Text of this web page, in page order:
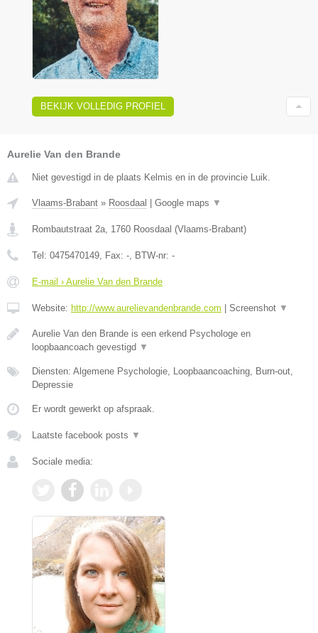
BEKIJK VOLLEDIG PROFIEL
Aurelie Van den Brande
Niet gevestigd in de plaats Kelmis en in de provincie Luik.
Vlaams-Brabant » Roosdaal Google maps ▼
Rombautstraat 2a, 1760 Roosdaal (Vlaams-Brabant)
Tel: 0475470149, Fax: -, BTW-nr: -
E-mail › Aurelie Van den Brande
Website: http://www.aurelievandenbrande.com Screenshot ▼
Aurelie Van den Brande is een erkend Psychologe en
loopbaancoach gevestigd ▼
Diensten: Algemene Psychologie, Loopbaancoaching, Burn-out,
Depressie
Er wordt gewerkt op afspraak.
Laatste facebook posts ▼
Sociale media: